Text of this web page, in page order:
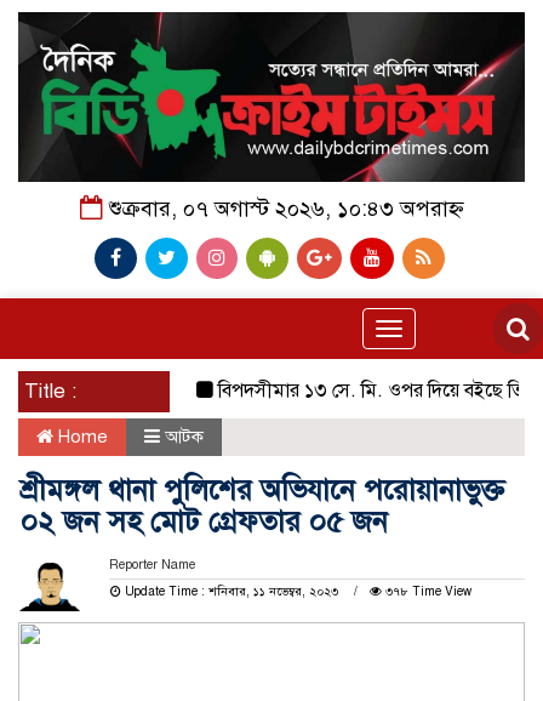
শুক্রবার, ০৭ অগাস্ট ২০২৬, ১০:৪৩ অপরাহ্ন
Toggle
navigation
Title : বিপদসীমার ১৩ সে. মি. ওপর দিয়ে বইছে তিস্তার
Home আটক
শ্রীমঙ্গল থানা পুলিশের অভিযানে পরোয়ানাভুক্ত
০২ জন সহ মোট গ্রেফতার ০৫ জন
Reporter Name
Update Time : শনিবার, ১১ নভেম্বর, ২০২৩
৩৭৮ Time View